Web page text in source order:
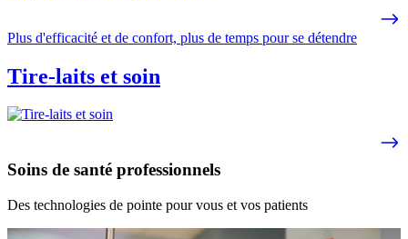
Plus d'efficacité et de confort, plus de temps pour se détendre
Tire-laits et soin
Soins de santé professionnels
Des technologies de pointe pour vous et vos patients